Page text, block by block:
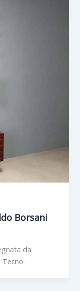
Borsani
da